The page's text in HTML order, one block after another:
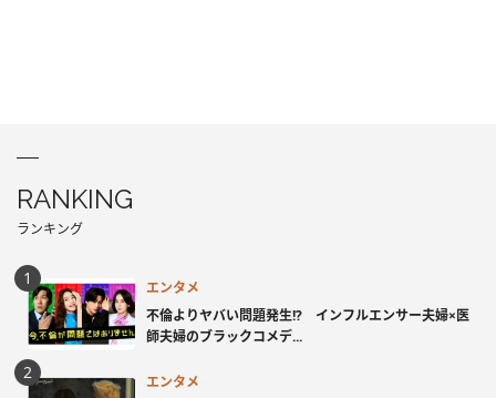
RANKING
ランキング
エンタメ
不倫よりヤバい問題発生!? インフルエンサー夫婦×医
師夫婦のブラックコメデ...
エンタメ